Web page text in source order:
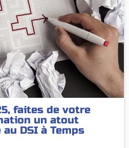
faites de votre
un atout
DSI à Temps